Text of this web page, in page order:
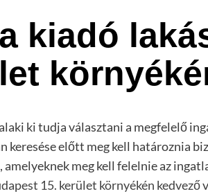
kiadó
ki tudja választani a megfelelő
keresése előtt meg kell határoznia
meg kell felelnie az
15. kerület környékén kedvező